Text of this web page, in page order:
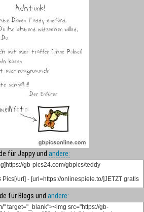
für Jappy und andere:
für Blogs und andere: